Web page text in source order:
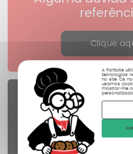
A Partbike
tecnologias
no site. Os
usamos
mostrar-lhe
Clique
Peças
controladas
limpas
fotografadas